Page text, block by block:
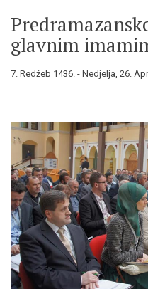
glavnim
7. Redžeb 1436. - Nedjelja, 26.